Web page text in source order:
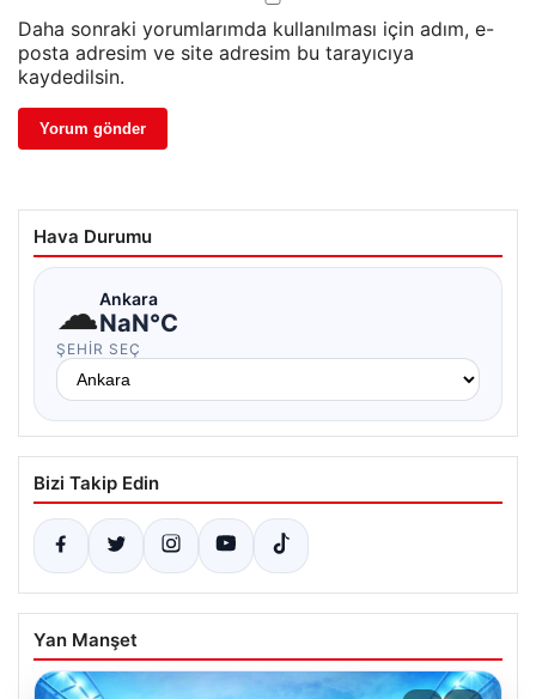
Daha sonraki yorumlarımda kullanılması için adım, e-
posta adresim ve site adresim bu tarayıcıya
kaydedilsin.
Hava Durumu
☁Ankara
NaN°C
ŞEHIR SEÇ
Bizi Takip Edin
Yan Manşet